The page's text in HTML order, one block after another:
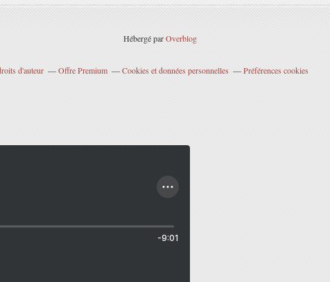
Hébergé parOverblog
d'auteur Offre Premium Cookies et données personnelles Préférences cookies
-9:01